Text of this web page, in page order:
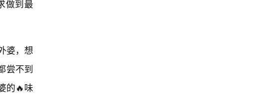
做到最
婆，想
尝不到
的🔥味